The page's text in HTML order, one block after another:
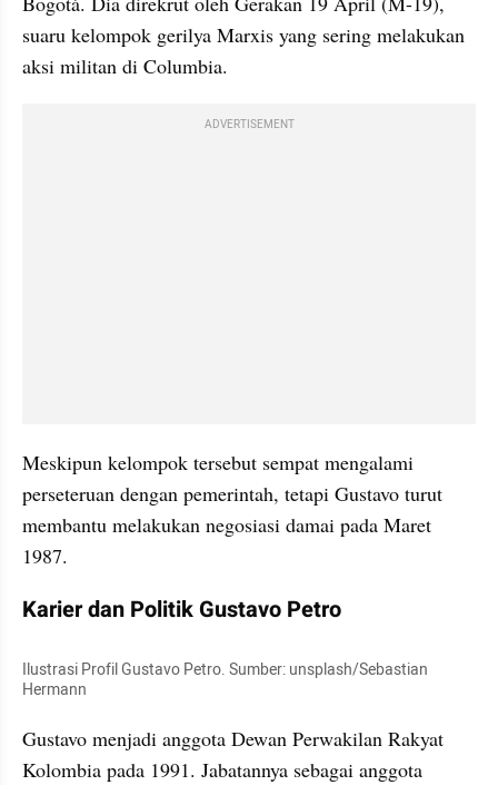
suaru kelompok gerilya Marxis yang sering melakukan
aksi militan di Columbia.
ADVERTISEMENT
Meskipun kelompok tersebut sempat mengalami
perseteruan dengan pemerintah, tetapi Gustavo turut
membantu melakukan negosiasi damai pada Maret
1987.
Karier dan Politik Gustavo Petro
Ilustrasi Profil Gustavo Petro. Sumber: unsplash/Sebastian
Hermann
Gustavo menjadi anggota Dewan Perwakilan Rakyat
Kolombia pada 1991. Jabatannya sebagai anggota